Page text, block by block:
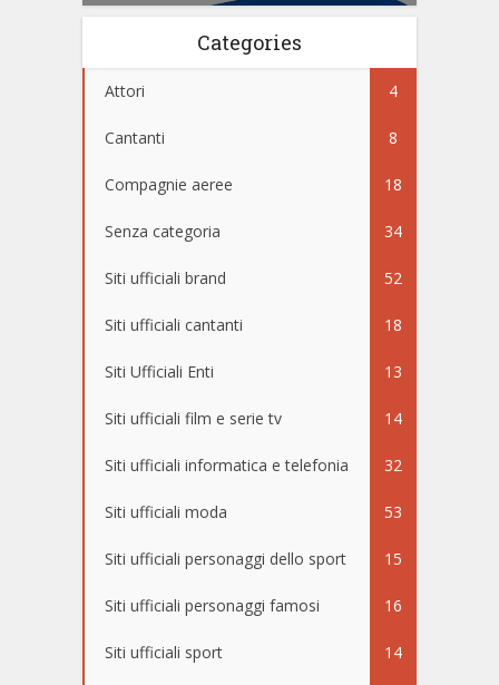
Categories
Attori 4
Cantanti 8
Compagnie aeree 18
Senza categoria 34
Siti ufficiali brand 52
Siti ufficiali cantanti 18
Siti Ufficiali Enti 13
Siti ufficiali film e serie tv 14
Siti ufficiali informatica e telefonia 32
Siti ufficiali moda 53
Siti ufficiali personaggi dello sport 15
Siti ufficiali personaggi famosi 16
Siti ufficiali sport 14